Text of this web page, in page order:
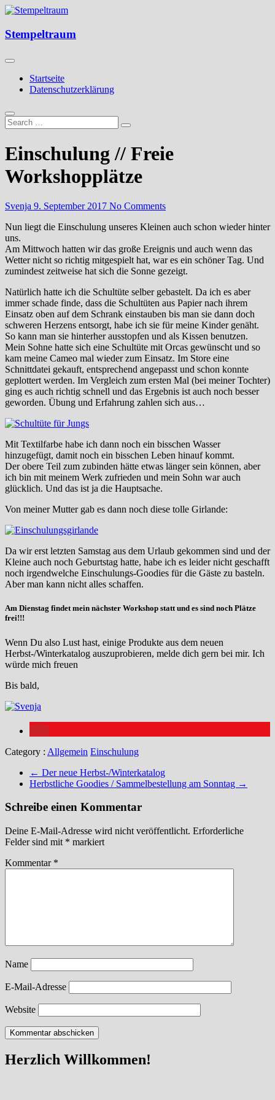
Skip
content
Stempeltraum
Stempeltraum
Startseite
Datenschutzerklärung
Einschulung // Freie
Workshopplätze
Svenja 9. September 2017 No Comments
Nun liegt die Einschulung unseres Kleinen auch schon wieder hinter
uns.
Am Mittwoch hatten wir das große Ereignis und auch wenn das
Wetter nicht so richtig mitgespielt hat, war es ein schöner Tag. Und
zumindest zeitweise hat sich die Sonne gezeigt.
Natürlich hatte ich die Schultüte selber gebastelt. Da ich es aber
immer schade finde, dass die Schultüten aus Papier nach ihrem
Einsatz oben auf dem Schrank einstauben bis man sie dann doch
schweren Herzens entsorgt, habe ich sie für meine Kinder genäht.
So kann man sie hinterher ausstopfen und als Kissen benutzen.
Mein Sohne hatte sich eine Schultüte mit Orcas gewünscht und so
kam meine Cameo mal wieder zum Einsatz. Im Store eine
Schnittdatei gekauft, entsprechend angepasst und schon konnte
geplottert werden. Im Vergleich zum ersten Mal (bei meiner Tochter)
ging es auch richtig schnell und das Ergebnis ist auch noch besser
geworden. Übung und Erfahrung zahlen sich aus…
Mit Textilfarbe habe ich dann noch ein bisschen Wasser
hinzugefügt, damit noch ein bisschen Leben hinauf kommt.
Der obere Teil zum zubinden hätte etwas länger sein können, aber
ich bin mit meinem Werk zufrieden und mein Sohn war auch
glücklich. Und das ist ja die Hauptsache.
Von meiner Mutter gab es dann noch diese tolle Girlande:
Da wir erst letzten Samstag aus dem Urlaub gekommen sind und der
Kleine auch noch Geburtstag hatte, habe ich es leider nicht geschafft
noch irgendwelche Einschulungs-Goodies für die Gäste zu basteln.
Aber man kann nicht alles schaffen.
Am Dienstag findet mein nächster Workshop statt und es sind noch Plätze
frei!!!
Wenn Du also Lust hast, einige Produkte aus dem neuen
Herbst-/Winterkatalog auszuprobieren, melde dich gern bei mir. Ich
würde mich freuen
Bis bald,
Category : Allgemein Einschulung
← Der neue Herbst-/Winterkatalog
Herbstliche Goodies / Sammelbestellung am Sonntag →
Schreibe einen Kommentar
Deine E-Mail-Adresse wird nicht veröffentlicht. Erforderliche
Felder sind mit * markiert
Kommentar *
Name
E-Mail-Adresse
Website
Herzlich Willkommen!